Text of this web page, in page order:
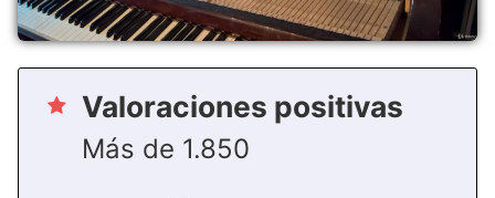
Valoraciones positivas
Más de 1.850